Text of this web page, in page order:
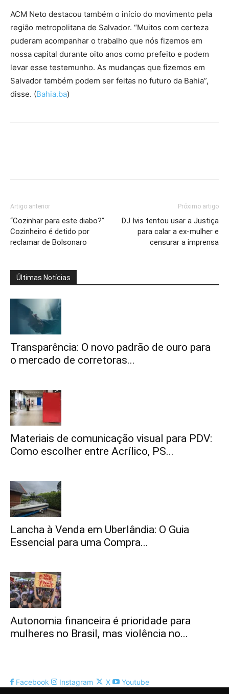
ACM Neto destacou também o início do movimento pela
região metropolitana de Salvador. “Muitos com certeza
puderam acompanhar o trabalho que nós fizemos em
nossa capital durante oito anos como prefeito e podem
levar esse testemunho. As mudanças que fizemos em
Salvador também podem ser feitas no futuro da Bahia”,
disse. (Bahia.ba)
Artigo anterior
“Cozinhar para este diabo?”
Cozinheiro é detido por
reclamar de Bolsonaro
Próximo artigo
DJ Ivis tentou usar a Justiça
para calar a ex-mulher e
censurar a imprensa
Últimas Notícias
Transparência: O novo padrão de ouro para
o mercado de corretoras...
Materiais de comunicação visual para PDV:
Como escolher entre Acrílico, PS...
Lancha à Venda em Uberlândia: O Guia
Essencial para uma Compra...
Autonomia financeira é prioridade para
mulheres no Brasil, mas violência no...
Facebook Instagram X Youtube